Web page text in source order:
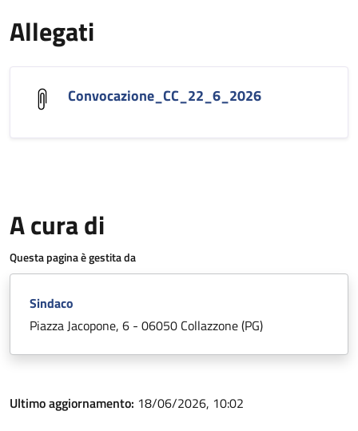
Allegati
Convocazione_CC_22_6_2026
A cura di
Questa pagina è gestita da
Sindaco
Piazza Jacopone, 6 - 06050 Collazzone (PG)
Ultimo aggiornamento: 18/06/2026, 10:02